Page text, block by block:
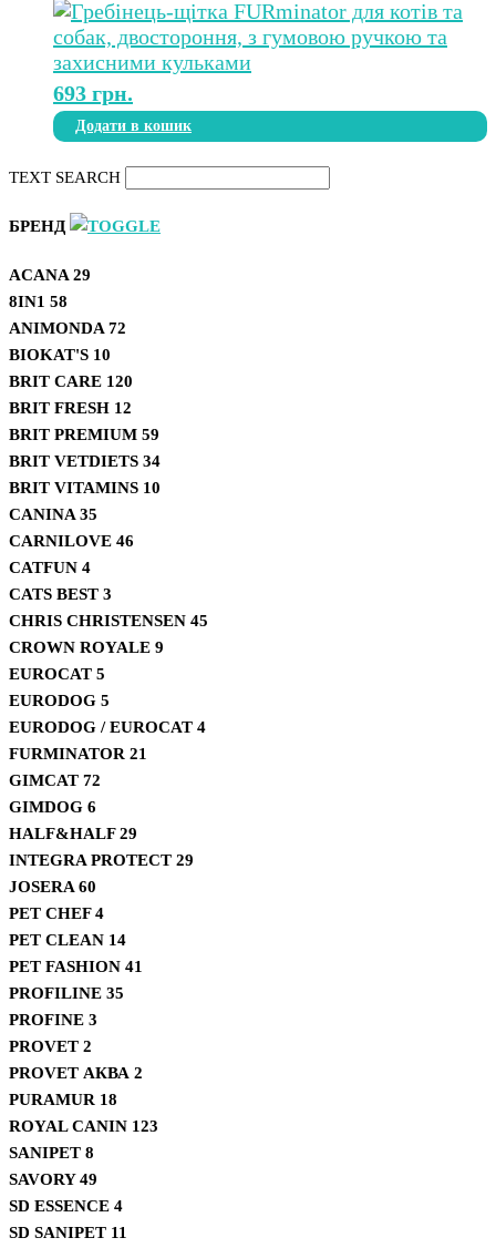
693 грн.
Додати в кошик
TEXT SEARCH
БРЕНД
ACANA 29
8IN1 58
ANIMONDA 72
BIOKAT'S 10
BRIT CARE 120
BRIT FRESH 12
BRIT PREMIUM 59
BRIT VETDIETS 34
BRIT VITAMINS 10
CANINA 35
CARNILOVE 46
CATFUN 4
CATS BEST 3
CHRIS CHRISTENSEN 45
CROWN ROYALE 9
EUROCAT 5
EURODOG 5
EURODOG / EUROCAT 4
FURMINATOR 21
GIMCAT 72
GIMDOG 6
HALF&HALF29
INTEGRA PROTECT 29
JOSERA 60
PET CHEF4
PET CLEAN 14
PET FASHION 41
PROFILINE 35
PROFINE 3
PROVET 2
PROVET АКВА 2
PURAMUR 18
ROYAL CANIN 123
SANIPET 8
SAVORY49
SD ESSENCE 4
SD SANIPET 11